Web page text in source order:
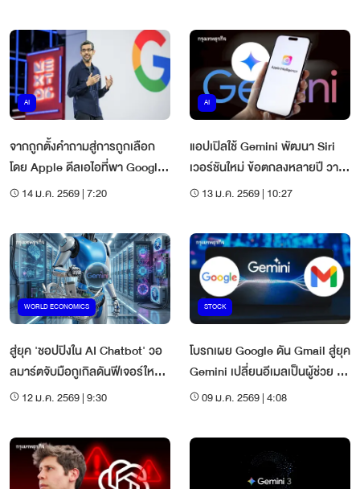
AI
จากถูกตั้งคำถามสู่การถูกเลือก
โดย Apple ดีลเอไอที่พา Google
กลับสู่ผู้นำตลาด?
14 ม.ค. 2569 | 7:20
AI
แอปเปิลใช้ Gemini พัฒนา Siri
เวอร์ชันใหม่ ข้อตกลงหลายปี วาง
เป็นฐาน Apple Intelligence
13 ม.ค. 2569 | 10:27
WORLD ECONOMICS
สู่ยุค 'ชอปปิงใน AI Chatbot' วอ
ลมาร์ตจับมือกูเกิลดันฟีเจอร์ใหม่
ใน 'Gemini'
12 ม.ค. 2569 | 9:30
STOCK
โบรกเผย Google ดัน Gmail สู่ยุค
Gemini เปลี่ยนอีเมลเป็นผู้ช่วย AI
ปูทางขยายรายได้สมัครสมาชิก
09 ม.ค. 2569 | 4:08